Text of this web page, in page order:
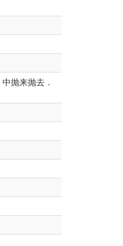
中抛来抛去．